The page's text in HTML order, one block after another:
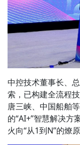
中控技术董事长、
索，已构建全流程
唐三峡、中国船舶
的“AI+”智慧解决方
火向“从1到N”的燎